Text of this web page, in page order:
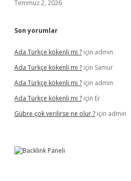
Temmuz 2, 2026
Son yorumlar
Ada Türkçe kökenli mi ? için admin
Ada Türkçe kökenli mi ? için Samur
Ada Türkçe kökenli mi ? için admin
Ada Türkçe kökenli mi ? için Er
Gübre çok verilirse ne olur ? için admin